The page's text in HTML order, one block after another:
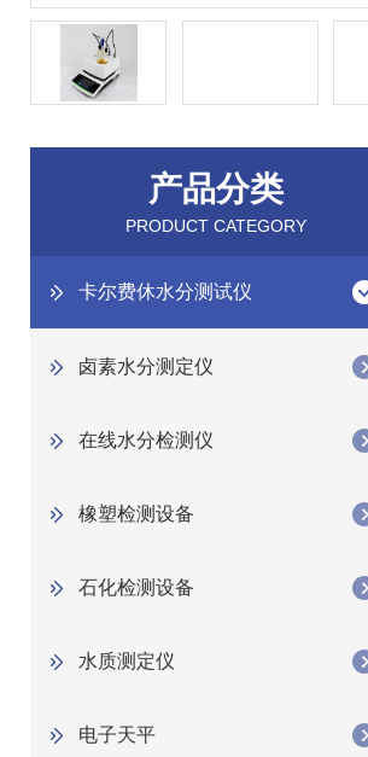
产品分类
PRODUCT CATEGORY
卡尔费休水分测试仪
卤素水分测定仪
在线水分检测仪
橡塑检测设备
石化检测设备
水质测定仪
电子天平